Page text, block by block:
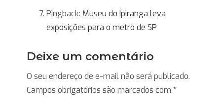
Pingback: Museu do Ipiranga leva
exposições para o metrô de SP
Deixe um comentário
O seu endereço de e-mail não será publicado.
Campos obrigatórios são marcados com *